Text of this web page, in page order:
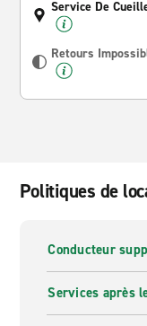
Service De
Retours
Politiques de
Conducteur
Services après